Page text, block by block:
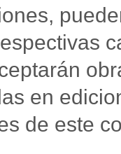
en
de este